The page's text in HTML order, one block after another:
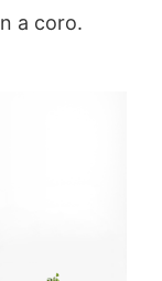
a coro.